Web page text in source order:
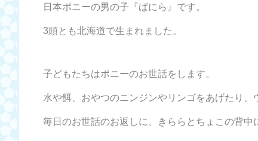
日本ポニーの男の子『ばにら』です。
3頭とも北海道で生まれました。
子どもたちはポニーのお世話をします。
水や餌、おやつのニンジンやリンゴをあげたり
毎日のお世話のお返しに、きららとちょこの背中